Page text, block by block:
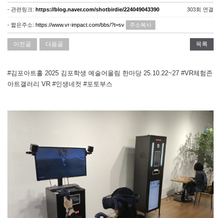
- 관련링크: https://blog.naver.com/shotbirdie/224049043390 303회 연결
- 짧은주소: https://www.vr-impact.com/bbs/?t=sv 주소복사
이전글 다음글 목록
#김포아트홀 2025 김포학생 예술어울림 한마당 25.10.22~27 #VR체험존
아트갤러리 VR #인생네컷 #포토부스